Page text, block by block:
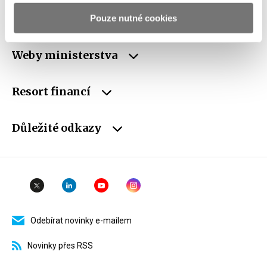
Pouze nutné cookies
ID Datové
xzeaauv
Weby ministerstva
Resort financí
Důležité odkazy
Odebírat novinky e-mailem
Novinky přes RSS